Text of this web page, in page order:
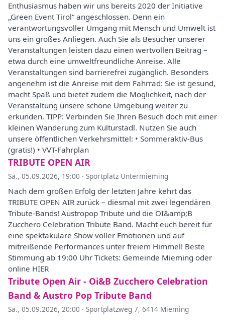
Enthusiasmus haben wir uns bereits 2020 der Initiative
„Green Event Tirol“ angeschlossen. Denn ein
verantwortungsvoller Umgang mit Mensch und Umwelt ist
uns ein großes Anliegen. Auch Sie als Besucher unserer
Veranstaltungen leisten dazu einen wertvollen Beitrag –
etwa durch eine umweltfreundliche Anreise. Alle
Veranstaltungen sind barrierefrei zugänglich. Besonders
angenehm ist die Anreise mit dem Fahrrad: Sie ist gesund,
macht Spaß und bietet zudem die Möglichkeit, nach der
Veranstaltung unsere schöne Umgebung weiter zu
erkunden. TIPP: Verbinden Sie Ihren Besuch doch mit einer
kleinen Wanderung zum Kulturstadl. Nutzen Sie auch
unsere öffentlichen Verkehrsmittel: • Sommeraktiv-Bus
(gratis!) • VVT-Fahrplan
TRIBUTE OPEN AIR
Sa., 05.09.2026, 19:00 · Sportplatz Untermieming
Nach dem großen Erfolg der letzten Jahre kehrt das
TRIBUTE OPEN AIR zurück – diesmal mit zwei legendären
Tribute-Bands! Austropop Tribute und die OI&amp;B
Zucchero Celebration Tribute Band. Macht euch bereit für
eine spektakuläre Show voller Emotionen und auf
mitreißende Performances unter freiem Himmel! Beste
Stimmung ab 19:00 Uhr Tickets: Gemeinde Mieming oder
online HIER
Tribute Open Air - Oi&B Zucchero Celebration
Band & Austro Pop Tribute Band
Sa., 05.09.2026, 20:00 · Sportplatzweg 7, 6414 Mieming